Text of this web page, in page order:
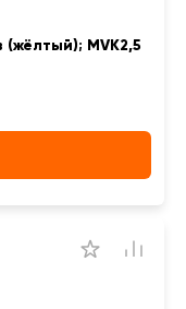
MVK2,5